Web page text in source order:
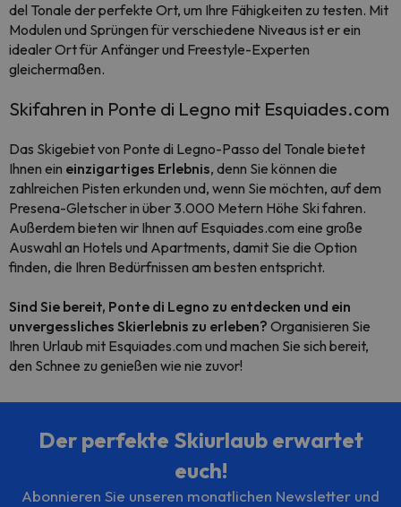
del Tonale der perfekte Ort, um Ihre Fähigkeiten zu testen. Mit
Modulen und Sprüngen für verschiedene Niveaus ist er ein
idealer Ort für Anfänger und Freestyle-Experten
gleichermaßen.
Skifahren in Ponte di Legno mit Esquiades.com
Das Skigebiet von Ponte di Legno-Passo del Tonale bietet
Ihnen ein einzigartiges Erlebnis, denn Sie können die
zahlreichen Pisten erkunden und, wenn Sie möchten, auf dem
Presena-Gletscher in über 3.000 Metern Höhe Ski fahren.
Außerdem bieten wir Ihnen auf Esquiades.com eine große
Auswahl an Hotels und Apartments, damit Sie die Option
finden, die Ihren Bedürfnissen am besten entspricht.
Sind Sie bereit, Ponte di Legno zu entdecken und ein
unvergessliches Skierlebnis zu erleben? Organisieren Sie
Ihren Urlaub mit Esquiades.com und machen Sie sich bereit,
den Schnee zu genießen wie nie zuvor!
Der perfekte Skiurlaub erwartet
euch!
Abonnieren Sie unseren monatlichen Newsletter und